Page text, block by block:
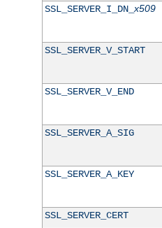
SSL_SERVER_I_DN_x509
SSL_SERVER_V_START
SSL_SERVER_V_END
SSL_SERVER_A_SIG
SSL_SERVER_A_KEY
SSL_SERVER_CERT